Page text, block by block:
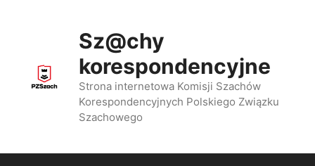
Sz@chy
korespondencyjne
Strona internetowa Komisji Szachów
Korespondencyjnych Polskiego Związku
Szachowego